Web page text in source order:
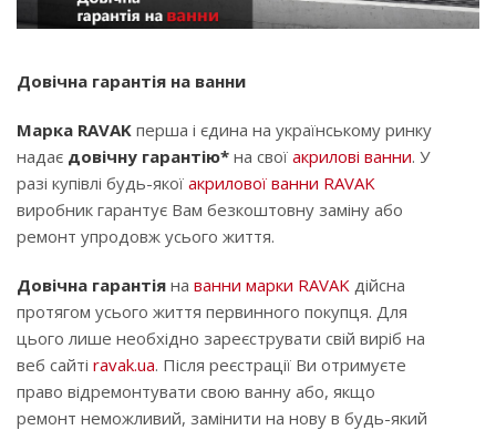
Довічна гарантія на ванни
Марка RAVAK перша і єдина на українському ринку
надає довічну гарантію* на свої акрилові ванни. У
разі купівлі будь-якої акрилової ванни RAVAK
виробник гарантує Вам безкоштовну заміну або
ремонт упродовж усього життя.
Довічна гарантія на ванни марки RAVAK дійсна
протягом усього життя первинного покупця. Для
цього лише необхідно зареєструвати свій виріб на
веб сайті ravak.ua. Після реєстрації Ви отримуєте
право відремонтувати свою ванну або, якщо
ремонт неможливий, замінити на нову в будь-який